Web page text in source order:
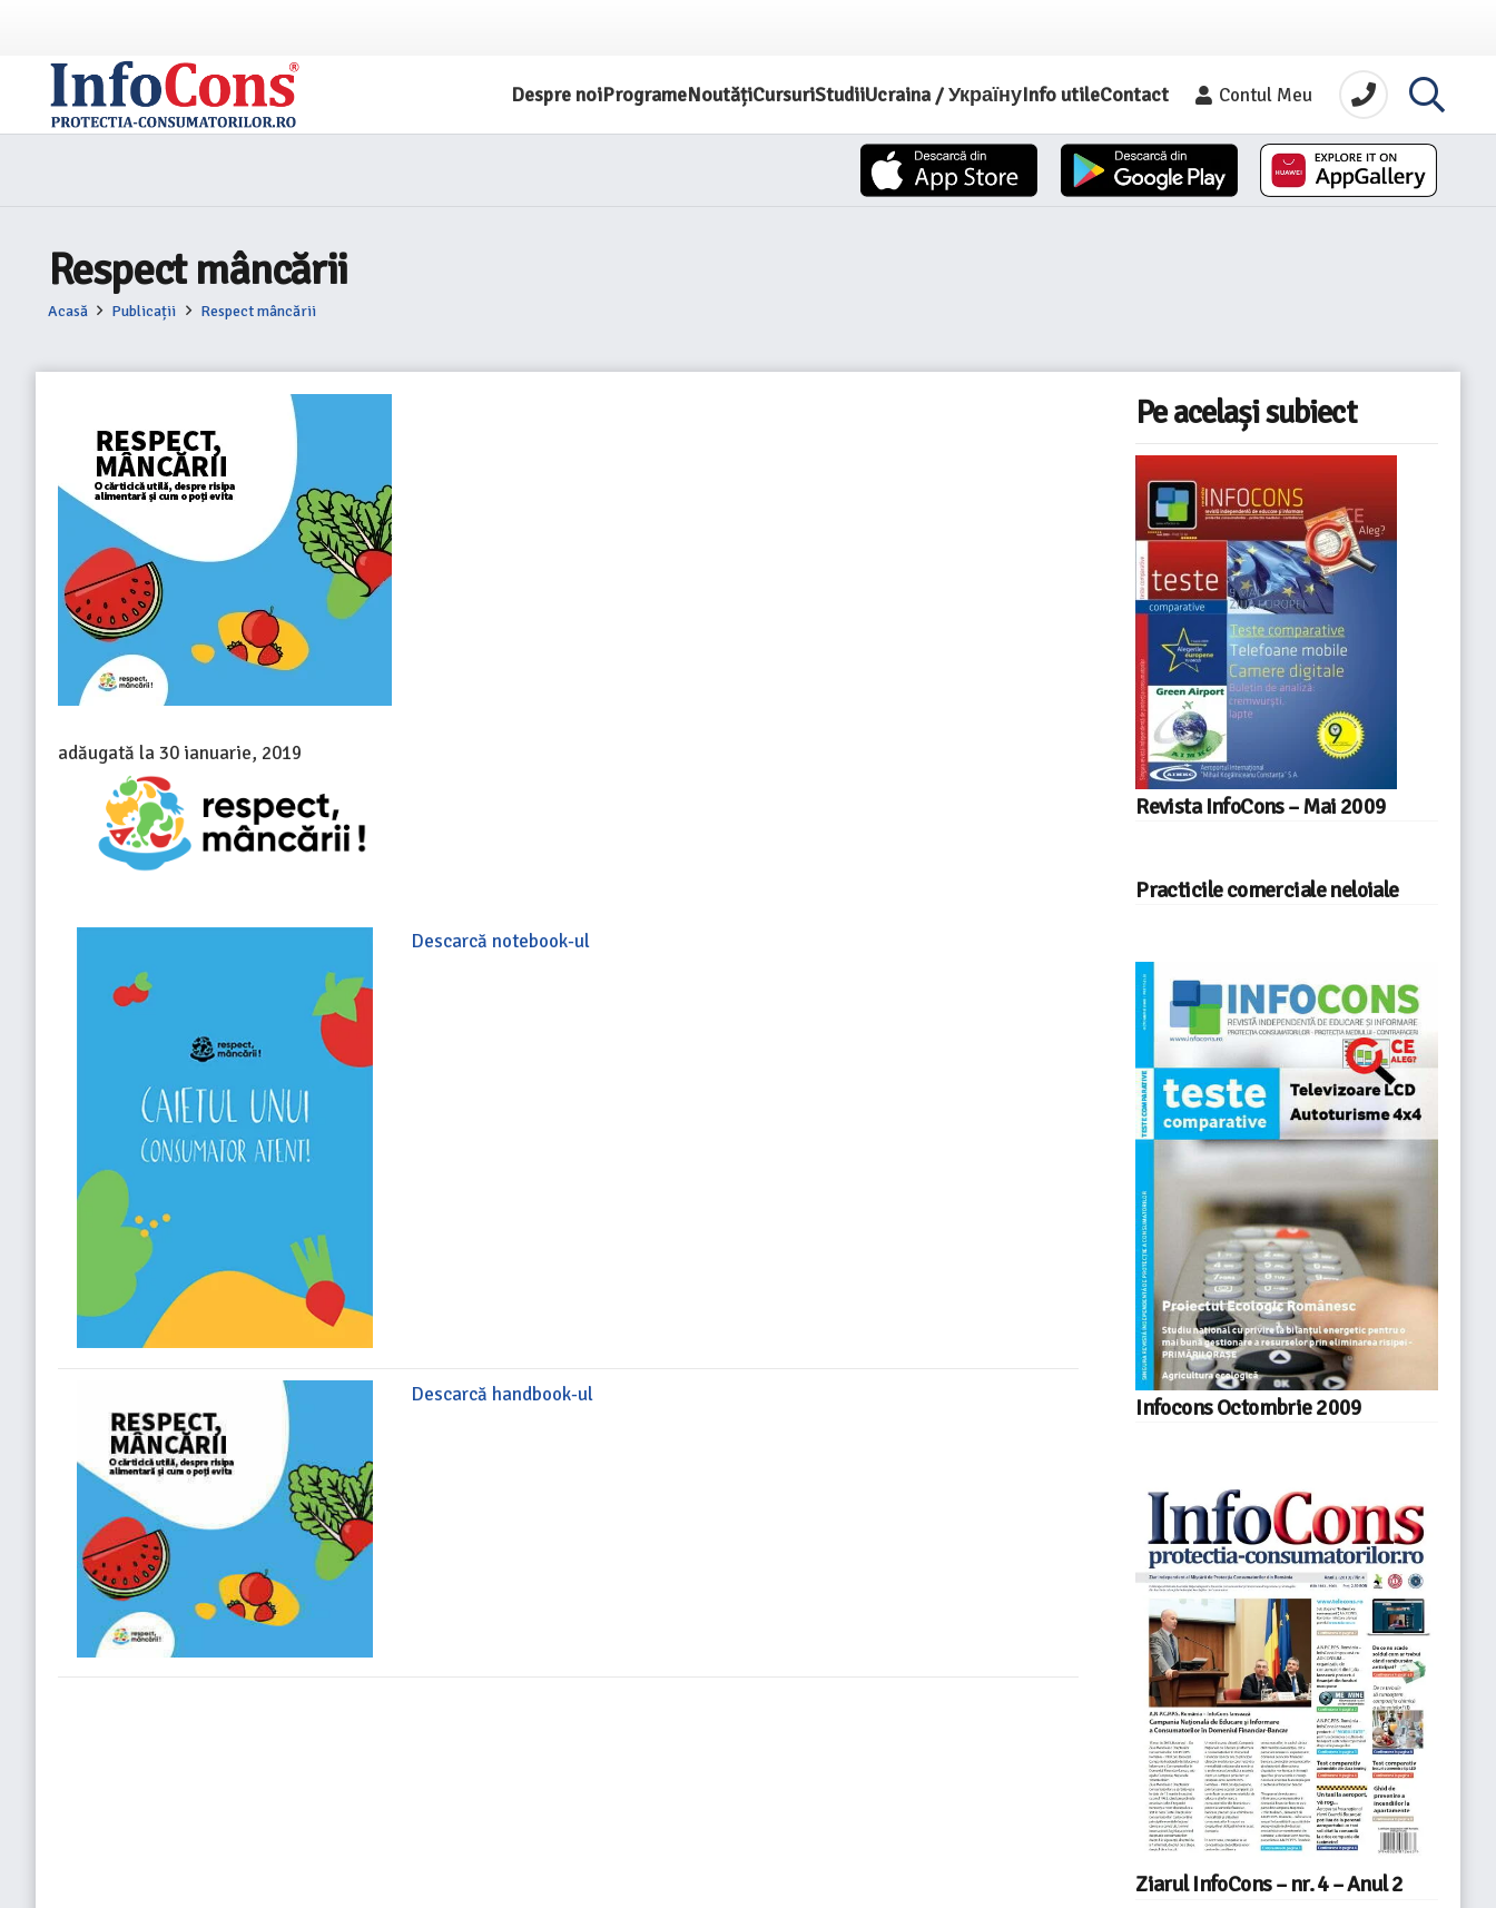
Despre noiProgrameNoutățiCursuriStudiiUcraina / УкраїнуInfo utileContact Contul Meu
Respect mâncării
Acasă Publicații Respect mâncării
adăugată la 30 ianuarie, 2019
Descarcă notebook-ul
Descarcă handbook-ul
Pe același subiect
Revista InfoCons – Mai 2009
Practicile comerciale neloiale
Infocons Octombrie 2009
Ziarul InfoCons – nr. 4 – Anul 2